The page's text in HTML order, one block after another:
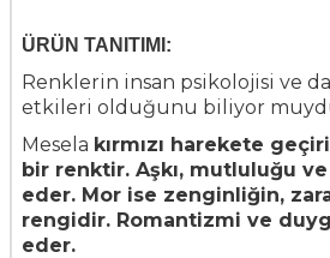
ÜRÜN TANITIMI:
Renklerin insan psikolojisi ve
etkileri olduğunu biliyor
Mesela kırmızı harekete
bir renktir. Aşkı, mutluluğu
eder. Mor ise zenginliğin,
rengidir. Romantizmi ve
eder.